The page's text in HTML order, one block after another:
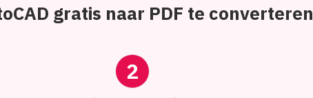
gratis naar PDF te converteren
2